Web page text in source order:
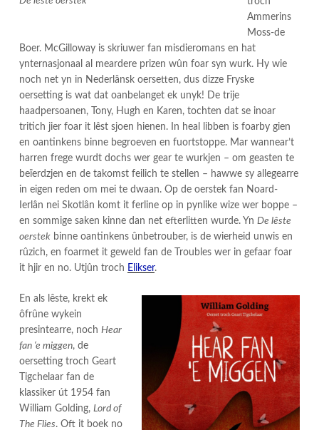
Ammerins
Moss-de
Boer. McGilloway is skriuwer fan misdieromans en hat
ynternasjonaal al meardere prizen wûn foar syn wurk. Hy wie
noch net yn in Nederlânsk oersetten, dus dizze Fryske
oersetting is wat dat oanbelanget ek unyk! De trije
haadpersoanen, Tony, Hugh en Karen, tochten dat se inoar
tritich jier foar it lêst sjoen hienen. In heal libben is foarby gien
en oantinkens binne begroeven en fuortstoppe. Mar wannear’t
harren frege wurdt dochs wer gear te wurkjen – om geasten te
beïerdzjen en de takomst feilich te stellen – hawwe sy allegearre
in eigen reden om mei te dwaan. Op de oerstek fan Noard-
Ierlân nei Skotlân komt it ferline op in pynlike wize wer boppe –
en sommige saken kinne dan net efterlitten wurde. Yn De lêste
oerstek binne oantinkens ûnbetrouber, is de wierheid unwis en
rûzich, en foarmet it geweld fan de Troubles wer in gefaar foar
it hjir en no. Utjûn troch Elikser.
En als lêste, krekt ek
ôfrûne wykein
presintearre, noch Hear
fan ‘e miggen, de
oersetting troch Geart
Tigchelaar fan de
klassiker út 1954 fan
William Golding, Lord of
The Flies. Oft it boek no